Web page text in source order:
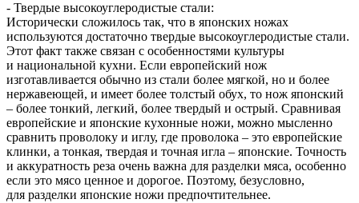
- Твердые высокоуглеродистые стали:
Исторически сложилось так, что в японских ножах
используются достаточно твердые высокоуглеродистые стали.
Этот факт также связан с особенностями культуры
и национальной кухни. Если европейский нож
изготавливается обычно из стали более мягкой, но и более
нержавеющей, и имеет более толстый обух, то нож японский
– более тонкий, легкий, более твердый и острый. Сравнивая
европейские и японские кухонные ножи, можно мысленно
сравнить проволоку и иглу, где проволока – это европейские
клинки, а тонкая, твердая и точная игла – японские. Точность
и аккуратность реза очень важна для разделки мяса, особенно
если это мясо ценное и дорогое. Поэтому, безусловно,
для разделки японские ножи предпочтительнее.